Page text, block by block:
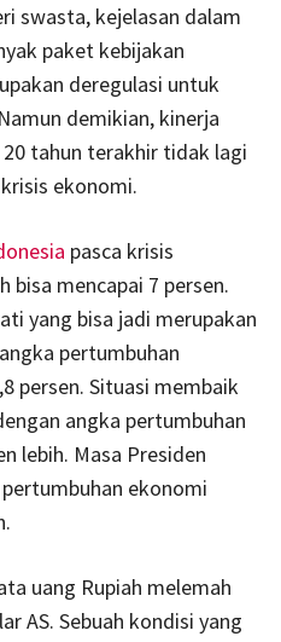
swasta, kejelasan dalam
paket kebijakan
deregulasi untuk
demikian, kinerja
tahun terakhir tidak lagi
ekonomi.
pasca krisis
bisa mencapai 7 persen.
yang bisa jadi merupakan
pertumbuhan
persen. Situasi membaik
angka pertumbuhan
lebih. Masa Presiden
ekonomi
uang Rupiah melemah
AS. Sebuah kondisi yang